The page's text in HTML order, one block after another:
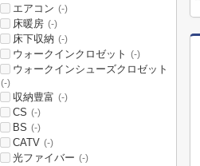
エアコン (-)
床暖房 (-)
床下収納 (-)
ウォークインクロゼット (-)
ウォークインシューズクロゼット
(-)
収納豊富 (-)
CS (-)
BS (-)
CATV (-)
光ファイバー (-)